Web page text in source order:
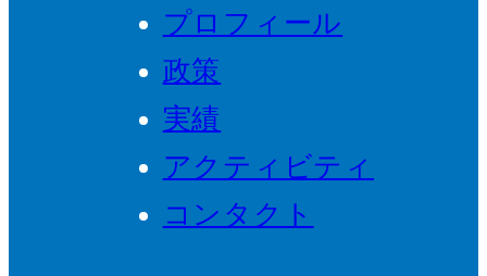
プロフィール
政策
実績
アクティビティ
コンタクト